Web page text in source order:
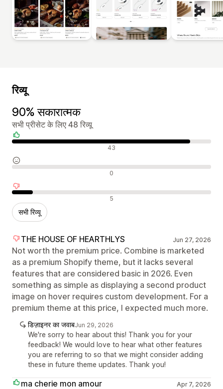
रिव्यू
90% सकारात्मक
सभी प्रीसेट के लिए 48 रिव्यू
सकारात्मक रिव्यू 43
न्यूट्रल रिव्यू 0
नकारात्मक रिव्यू 5
सभी रिव्यू
THE HOUSE OF HEARTHLYS Jun 27, 2026
Not worth the premium price. Combine is marketed
as a premium Shopify theme, but it lacks several
features that are considered basic in 2026. Even
something as simple as displaying a second product
image on hover requires custom development. For a
premium theme at this price, I expected much more.
डिज़ाइनर का जवाबJun 29, 2026
We're sorry to hear about this! Thank you for your
feedback! We would love to hear what other features
you are referring to so that we might consider adding
these in future theme updates. Thank you!
ma cherie mon amour Apr 7, 2026